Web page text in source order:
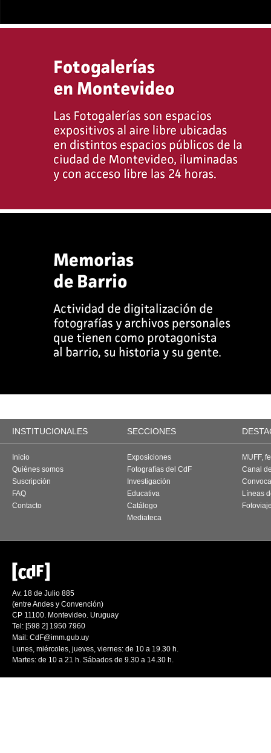
INSTITUCIONALES SECCIONES
Inicio
Quiénes somos
Suscripción
FAQ
Contacto
Exposiciones
Fotografías del CdF
Investigación
Educativa
Catálogo
Mediateca
MUFF,
Canal
Líneas
Av. 18 de Julio 885
(entre Andes y Convención)
CP 11100. Montevideo. Uruguay
Tel: [598 2] 1950 7960
Mail: CdF@imm.gub.uy
Lunes, miércoles, jueves, viernes: de 10 a 19.30 h.
Martes: de 10 a 21 h. Sábados de 9.30 a 14.30 h.